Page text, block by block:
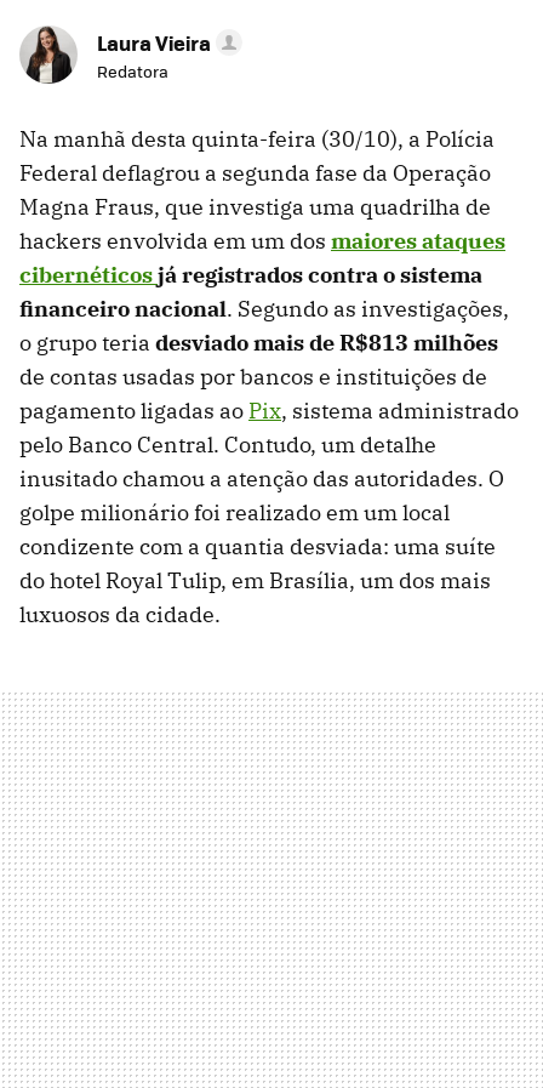
Laura Vieira
Redatora
Na manhã desta quinta-feira (30/10), a Polícia
Federal deflagrou a segunda fase da Operação
Magna Fraus, que investiga uma quadrilha de
hackers envolvida em um dos maiores ataques
cibernéticosjá registrados contra o sistema
financeiro nacional. Segundo as investigações,
o grupo teria desviado mais de R$813 milhões
de contas usadas por bancos e instituições de
pagamento ligadas ao Pix, sistema administrado
pelo Banco Central. Contudo, um detalhe
inusitado chamou a atenção das autoridades. O
golpe milionário foi realizado em um local
condizente com a quantia desviada: uma suíte
do hotel Royal Tulip, em Brasília, um dos mais
luxuosos da cidade.